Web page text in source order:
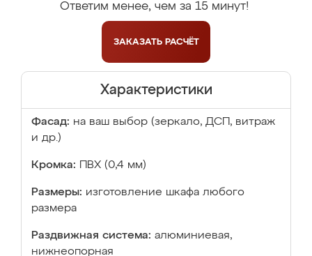
Ответим менее, чем за 15 минут!
ЗАКАЗАТЬ РАСЧЁТ
Характеристики
Фасад: на ваш выбор (зеркало, ДСП, витраж
и др.)
Кромка: ПВХ (0,4 мм)
Размеры: изготовление шкафа любого
размера
Раздвижная система: алюминиевая,
нижнеопорная